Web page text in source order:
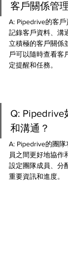
客戶關係管
A: Pipedrive的客
記錄客戶資料、溝
立積極的客戶關係
戶可以隨時查看客
定提醒和任務。
Q: Pipedrive
和溝通？
A: Pipedrive的團
員之間更好地協作
設定團隊成員、分
重要資訊和進度。